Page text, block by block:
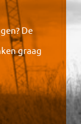
De
graag